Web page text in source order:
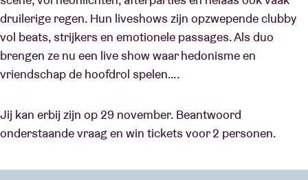
druilerige regen. Hun liveshows zijn opzwepende clubby
vol beats, strijkers en emotionele passages. Als duo
brengen ze nu een live show waar hedonisme en
vriendschap de hoofdrol spelen….
Jij kan erbij zijn op 29 november. Beantwoord
onderstaande vraag en win tickets voor 2 personen.